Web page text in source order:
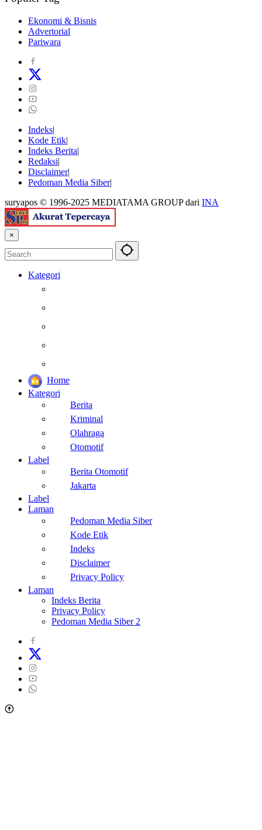
Ekonomi & Bisnis
Advertorial
Pariwara
Indeks
Kode Etik
Indeks Berita
Redaksi
Disclaimer
Pedoman Media Siber
suryapos © 1996-2025 MEDIATAMA GROUP dari INA
×
Kategori
Home
Kategori
Berita
Kriminal
Olahraga
Otomotif
Label
Berita Otomotif
Jakarta
Label
Laman
Pedoman Media Siber
Kode Etik
Indeks
Disclaimer
Privacy Policy
Laman
Indeks Berita
Privacy Policy
Pedoman Media Siber 2